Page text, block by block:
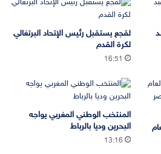
لقجع يستقبل رئيس الإتحاد البرتغالي
لكرة القدم
16:51
المنتخب الوطني المغربي يواجه
البحرين وديا بالرباط
13:16